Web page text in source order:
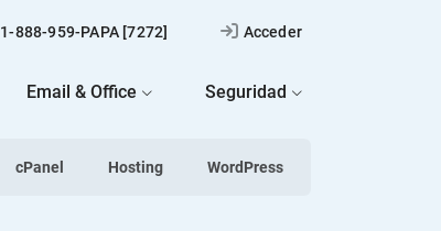
1-888-959-PAPA [7272] Acceder
Email & Office Seguridad
cPanel Hosting WordPress